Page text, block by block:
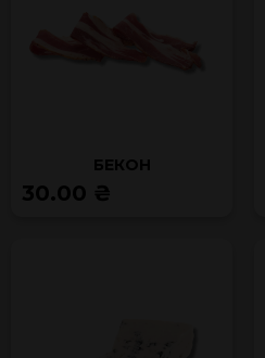
БЕКОН
30.00 ₴